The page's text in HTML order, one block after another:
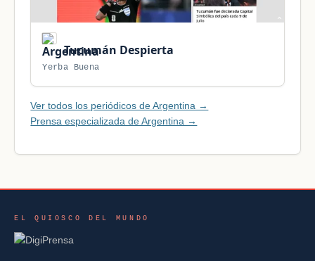
Tucumán Despierta
Yerba Buena
Ver todos los periódicos de Argentina →
Prensa especializada de Argentina →
EL QUIOSCO DEL MUNDO